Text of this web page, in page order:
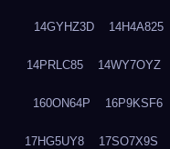
14GYHZ3D 14H4A825
14PRLC85 14WY7OYZ
160ON64P 16P9KSF6
17HG5UY8 17SO7X9S